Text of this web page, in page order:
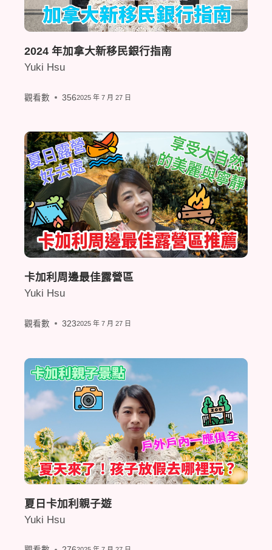
2024 年加拿大新移民銀行指南
Yuki Hsu
觀看數 3562025 年 7 月 27 日
卡加利周邊最佳露營區
Yuki Hsu
觀看數 3232025 年 7 月 27 日
夏日卡加利親子遊
Yuki Hsu